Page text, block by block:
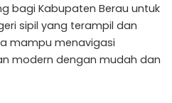
bagi Kabupaten Berau untuk
sipil yang terampil dan
mampu menavigasi
modern dengan mudah dan